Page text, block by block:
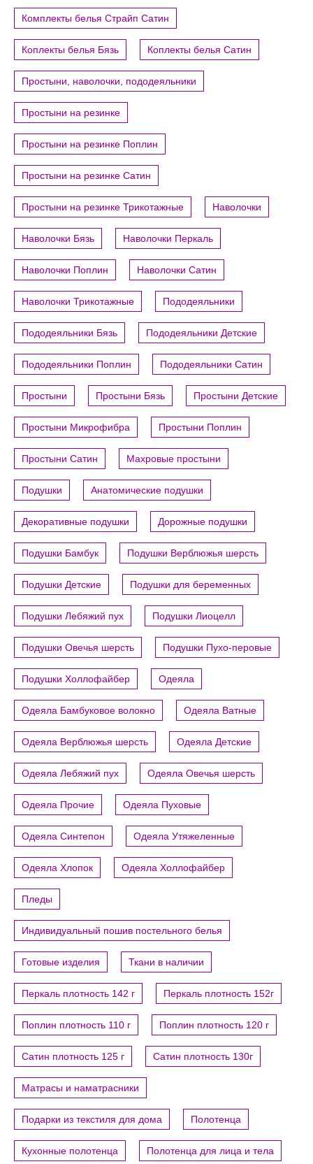
Комплекты белья Страйп Сатин
Коплекты белья Бязь Коплекты белья Сатин
Простыни, наволочки, пододеяльники
Простыни на резинке
Простыни на резинке Поплин
Простыни на резинке Сатин
Простыни на резинке Трикотажные Наволочки
Наволочки Бязь Наволочки Перкаль
Наволочки Поплин Наволочки Сатин
Наволочки Трикотажные Пододеяльники
Пододеяльники Бязь Пододеяльники Детские
Пододеяльники Поплин Пододеяльники Сатин
Простыни Простыни Бязь Простыни Детские
Простыни Микрофибра Простыни Поплин
Простыни Сатин Махровые простыни
Подушки Анатомические подушки
Декоративные подушки Дорожные подушки
Подушки Бамбук Подушки Верблюжья шерсть
Подушки Детские Подушки для беременных
Подушки Лебяжий пух Подушки Лиоцелл
Подушки Овечья шерсть Подушки Пухо-перовые
Подушки Холлофайбер Одеяла
Одеяла Бамбуковое волокно Одеяла Ватные
Одеяла Верблюжья шерсть Одеяла Детские
Одеяла Лебяжий пух Одеяла Овечья шерсть
Одеяла Прочие Одеяла Пуховые
Одеяла Синтепон Одеяла Утяжеленные
Одеяла Хлопок Одеяла Холлофайбер
Пледы
Индивидуальный пошив постельного белья
Готовые изделия Ткани в наличии
Перкаль плотность 142 г Перкаль плотность 152г
Поплин плотность 110 г Поплин плотность 120 г
Сатин плотность 125 г Сатин плотность 130г
Матрасы и наматрасники
Подарки из текстиля для дома Полотенца
Кухонные полотенца Полотенца для лица и тела